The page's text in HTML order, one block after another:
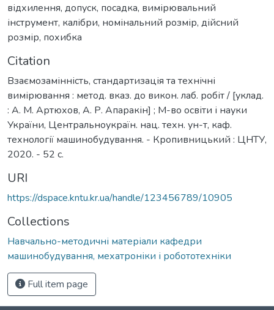
відхилення, допуск, посадка, вимірювальний
інструмент, калібри, номінальний розмір, дійсний
розмір, похибка
Citation
Взаємозамінність, стандартизація та технічні
вимірювання : метод. вказ. до викон. лаб. робіт / [уклад.
: А. М. Артюхов, А. Р. Апаракін] ; М-во освіти і науки
України, Центральноукраїн. нац. техн. ун-т, каф.
технології машинобудування. - Кропивницький : ЦНТУ,
2020. - 52 с.
URI
https://dspace.kntu.kr.ua/handle/123456789/10905
Collections
Навчально-методичні матеріали кафедри
машинобудування, мехатроніки і робототехніки
Full item page